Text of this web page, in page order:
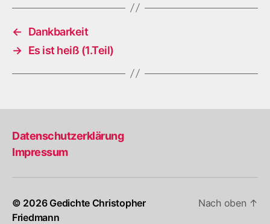
←
Dankbarkeit
→ Es ist heiß (1.Teil)
Datenschutzerklärung
Impressum
© 2026 Gedichte Christopher
Friedmann
Nach oben ↑